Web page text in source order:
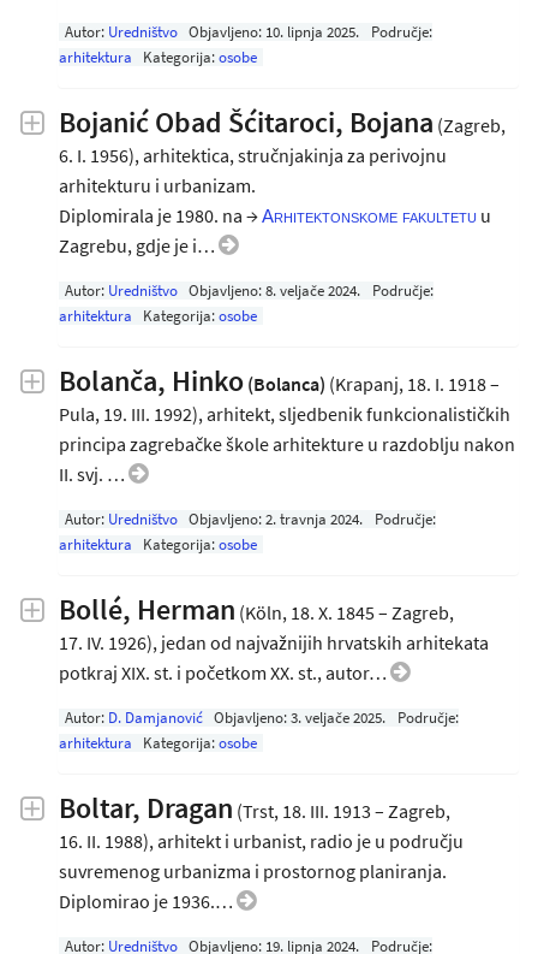
Autor: Uredništvo Objavljeno: 10. lipnja 2025.
Područje:
arhitektura
Kategorija:osobe
Bojanić Obad Šćitaroci, Bojana (Zagreb,
6. I. 1956), arhitektica, stručnjakinja za perivojnu
arhitekturu i urbanizam.
Diplomirala je 1980. na →Arhitektonskome fakultetu u
Zagrebu, gdje je i…
Autor: Uredništvo Objavljeno:8. veljače 2024.
Područje:
arhitektura
Kategorija:osobe
Bolanča, Hinko (Bolanca) (Krapanj, 18. I. 1918 –
Pula, 19. III. 1992), arhitekt, sljedbenik funkcionalističkih
principa zagrebačke škole arhitekture u razdoblju nakon
II. svj. …
Autor: Uredništvo Objavljeno:2. travnja 2024.
Područje:
arhitektura
Kategorija:osobe
Bollé, Herman (Köln, 18. X. 1845 – Zagreb,
17. IV. 1926), jedan od najvažnijih hrvatskih arhitekata
potkraj XIX. st. i početkom XX. st., autor…
Autor: D. Damjanović Objavljeno:3. veljače 2025.
Područje:
arhitektura
Kategorija:osobe
Boltar, Dragan (Trst, 18. III. 1913 – Zagreb,
16. II. 1988), arhitekt i urbanist, radio je u području
suvremenog urbanizma i prostornog planiranja.
Diplomirao je 1936.…
Autor: Uredništvo Objavljeno: 19. lipnja 2024. Područje: